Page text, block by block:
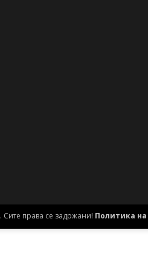
. Сите права се задржани! Политика